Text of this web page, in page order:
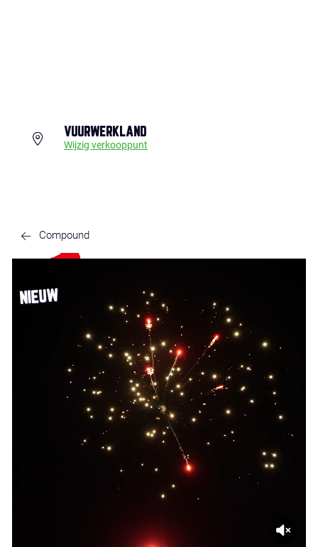
VUURWERKLAND
Wijzig verkooppunt
Compound
NIEUW